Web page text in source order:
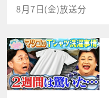
8月7日(金)放送分